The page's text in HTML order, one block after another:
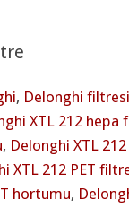
, Delonghi filtresi
XTL 212 hepa
, Delonghi XTL 212
XTL 212 PET
hortumu,